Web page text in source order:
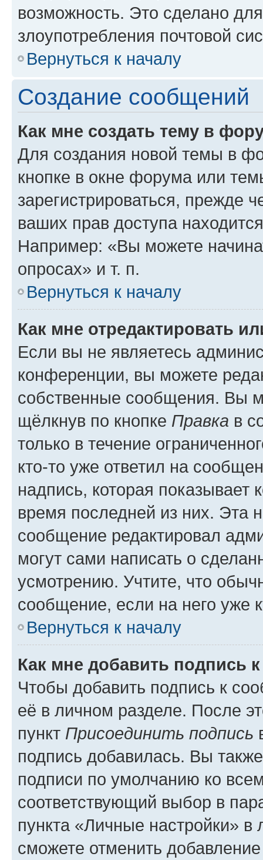
возможность. Это сделано
злоупотребления почтовой
Вернуться к началу
Создание сообщений
Как мне создать тему в
Для создания новой темы в
кнопке в окне форума или
зарегистрироваться, прежде
ваших прав доступа
Например: «Вы можете
опросах» и т. п.
Вернуться к началу
Как мне отредактировать
Если вы не являетесь
конференции, вы можете
собственные сообщения. Вы
щёлкнув по кнопке Правка в
только в течение
кто-то уже ответил на
надпись, которая показывает
время последней из них. Эта
сообщение редактировал
могут сами написать о
усмотрению. Учтите, что
сообщение, если на него уже
Вернуться к началу
Как мне добавить подпись
Чтобы добавить подпись к
её в личном разделе. После
пункт Присоединить подпись
подпись добавилась. Вы
подписи по умолчанию ко
соответствующий выбор в
пункта «Личные настройки»
сможете отменить